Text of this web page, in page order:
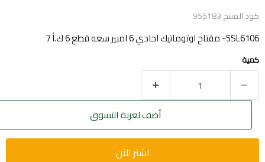
كود المنتج955183
5SL6106- مفتاح اوتوماتيك احادي 6 امبير سعه قطع 6 ك.أ 7
كمية
أضف لعربة التسوق
اشتر الآن